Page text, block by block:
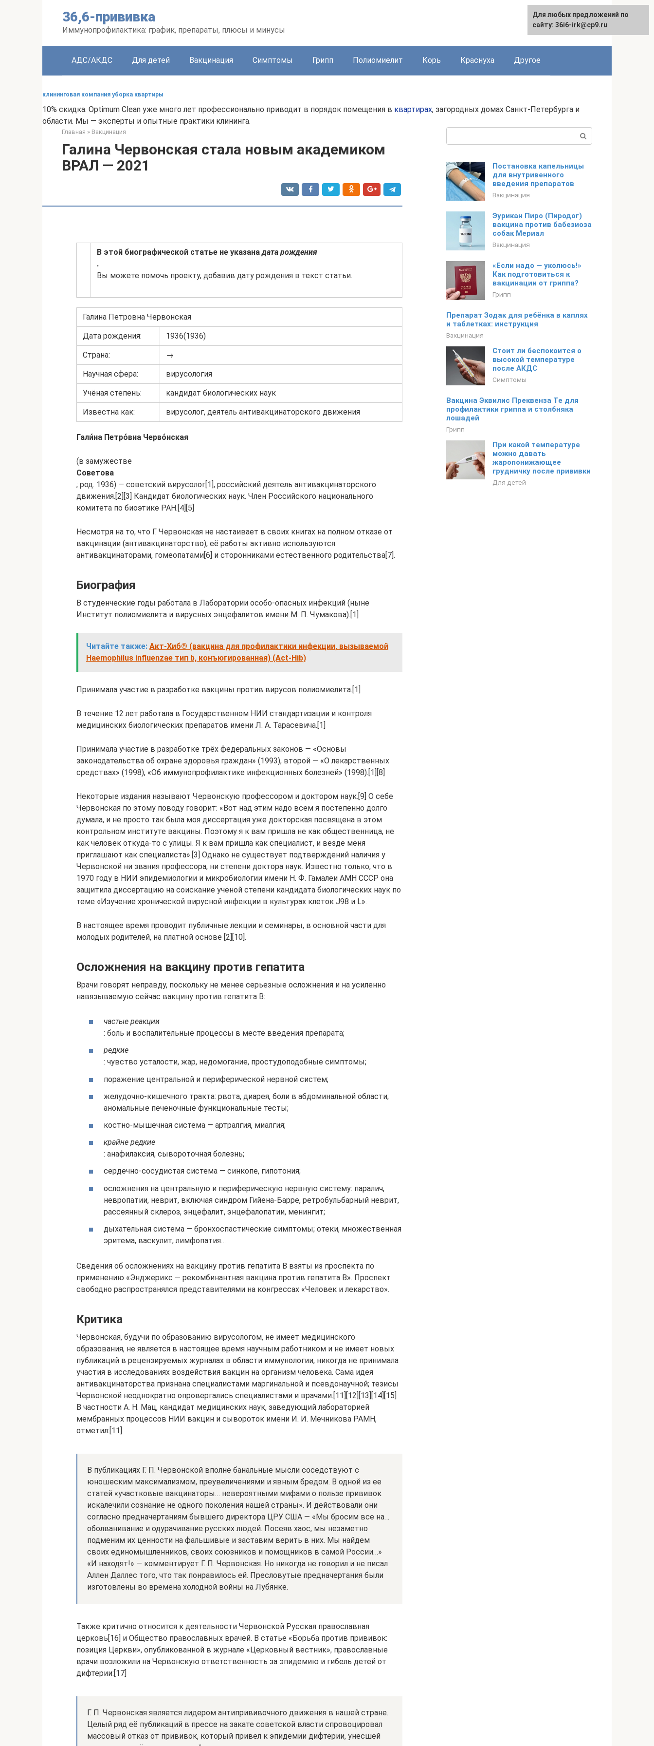
36,6-прививка
Иммунопрофилактика: график, препараты, плюсы и минусы
АДС/АКДС Для детей Вакцинация Симптомы Грипп Полиомиелит Корь Краснуха Другое
клининговая компания уборка квартиры
10% скидка. Optimum Clean уже много лет профессионально приводит в порядок помещения в квартирах, загородных домах Санкт-Петербурга и
области. Мы — эксперты и опытные практики клининга.
Главная » Вакцинация
Галина Червонская стала новым академиком
ВРАЛ — 2021
В этой биографической статье не указанадата рождения
.
Вы можете помочь проекту, добавив дату рождения в текст статьи.
Галина Петровна Червонская
Дата рождения: 1936(1936)
Страна: →
Научная сфера: вирусология
Учёная степень: кандидат биологических наук
Известна как: вирусолог, деятель антивакцинаторского движения
Гали́на Петро́вна Черво́нская
(в замужестве
Советова
; род. 1936) — советский вирусолог[1], российский деятель антивакцинаторского
движения.[2][3] Кандидат биологических наук. Член Российского национального
комитета по биоэтике РАН.[4][5]
Несмотря на то, что Г. Червонская не настаивает в своих книгах на полном отказе от
вакцинации (антивакцинаторство), её работы активно используются
антивакцинаторами, гомеопатами[6] и сторонниками естественного родительства[7].
Биография
В студенческие годы работала в Лаборатории особо-опасных инфекций (ныне
Институт полиомиелита и вирусных энцефалитов имени М. П. Чумакова).[1]
Читайте также: Акт-Хиб® (вакцина для профилактики инфекции, вызываемой
Haemophilus influenzae тип b, конъюгированная) (Act-Hib)
Принимала участие в разработке вакцины против вирусов полиомиелита.[1]
В течение 12 лет работала в Государственном НИИ стандартизации и контроля
медицинских биологических препаратов имени Л. А. Тарасевича.[1]
Принимала участие в разработке трёх федеральных законов — «Основы
законодательства об охране здоровья граждан» (1993), второй — «О лекарственных
средствах» (1998), «Об иммунопрофилактике инфекционных болезней» (1998).[1][8]
Некоторые издания называют Червонскую профессором и доктором наук.[9] О себе
Червонская по этому поводу говорит: «Вот над этим надо всем я постепенно долго
думала, и не просто так была моя диссертация уже докторская посвящена в этом
контрольном институте вакцины. Поэтому я к вам пришла не как общественница, не
как человек откуда-то с улицы. Я к вам пришла как специалист, и везде меня
приглашают как специалиста».[3] Однако не существует подтверждений наличия у
Червонской ни звания профессора, ни степени доктора наук. Известно только, что в
1970 году в НИИ эпидемиологии и микробиологии имени Н. Ф. Гамалеи АМН СССР она
защитила диссертацию на соискание учёной степени кандидата биологических наук по
теме «Изучение хронической вирусной инфекции в культурах клеток J98 и L».
В настоящее время проводит публичные лекции и семинары, в основной части для
молодых родителей, на платной основе [2][10].
Осложнения на вакцину против гепатита
Врачи говорят неправду, поскольку не менее серьезные осложнения и на усиленно
навязываемую сейчас вакцину против гепатита В:
частые реакции
: боль и воспалительные процессы в месте введения препарата;
редкие
: чувство усталости, жар, недомогание, простудоподобные симптомы;
поражение центральной и периферической нервной систем;
желудочно-кишечного тракта: рвота, диарея, боли в абдоминальной области;
аномальные печеночные функциональные тесты;
костно-мышечная система — артралгия, миалгия;
крайне редкие
: анафилаксия, сывороточная болезнь;
сердечно-сосудистая система — синкопе, гипотония;
осложнения на центральную и периферическую нервную систему: паралич,
невропатии, неврит, включая синдром Гийена-Барре, ретробульбарный неврит,
рассеянный склероз, энцефалит, энцефалопатии, менингит;
дыхательная система — бронхоспастические симптомы; отеки, множественная
эритема, васкулит, лимфопатия…
Сведения об осложнениях на вакцину против гепатита В взяты из проспекта по
применению «Энджерикс — рекомбинантная вакцина против гепатита В». Проспект
свободно распространялся представителями на конгрессах «Человек и лекарство».
Критика
Червонская, будучи по образованию вирусологом, не имеет медицинского
образования, не является в настоящее время научным работником и не имеет новых
публикаций в рецензируемых журналах в области иммунологии, никогда не принимала
участия в исследованиях воздействия вакцин на организм человека. Сама идея
антивакцинаторства признана специалистами маргинальной и псевдонаучной; тезисы
Червонской неоднократно опровергались специалистами и врачами.[11][12][13][14][15]
В частности А. Н. Мац, кандидат медицинских наук, заведующий лабораторией
мембранных процессов НИИ вакцин и сывороток имени И. И. Мечникова РАМН,
отметил:[11]
В публикациях Г. П. Червонской вполне банальные мысли соседствуют с
юношеским максимализмом, преувеличениями и явным бредом. В одной из ее
статей «участковые вакцинаторы… невероятными мифами о пользе прививок
искалечили сознание не одного поколения нашей страны». И действовали они
согласно предначертаниям бывшего директора ЦРУ США — «Мы бросим все на…
оболванивание и одурачивание русских людей. Посеяв хаос, мы незаметно
подменим их ценности на фальшивые и заставим верить в них. Мы найдем
своих единомышленников, своих союзников и помощников в самой России…»
«И находят!» — комментирует Г. П. Червонская. Но никогда не говорил и не писал
Аллен Даллес того, что так понравилось ей. Пресловутые предначертания были
изготовлены во времена холодной войны на Лубянке.
Также критично относится к деятельности Червонской Русская православная
церковь[16] и Общество православных врачей. В статье «Борьба против прививок:
позиция Церкви», опубликованной в журнале «Церковный вестник», православные
врачи возложили на Червонскую ответственность за эпидемию и гибель детей от
дифтерии:[17]
Г. П. Червонская является лидером антипрививочного движения в нашей стране.
Целый ряд её публикаций в прессе на закате советской власти спровоцировал
массовый отказ от прививок, который привел к эпидемии дифтерии, унесшей
Постановка капельницы
для внутривенного
введения препаратов
Вакцинация
Эурикан Пиро (Пиродог)
вакцина против бабезиоза
собак Мериал
Вакцинация
«Если надо — уколюсь!»
Как подготовиться к
вакцинации от гриппа?
Грипп
Препарат Зодак для ребёнка в каплях
и таблетках: инструкция
Вакцинация
Стоит ли беспокоится о
высокой температуре
после АКДС
Симптомы
Вакцина Эквилис Преквенза Те для
профилактики гриппа и столбняка
лошадей
Грипп
При какой температуре
можно давать
жаропонижающее
грудничку после прививки
Для детей
Для любых предложений по
сайту: 36i6-irk@cp9.ru